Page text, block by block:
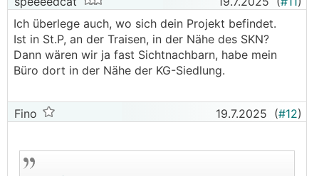
Ich überlege auch, wo sich dein Projekt befindet.
Ist in St.P, an der Traisen, in der Nähe des SKN?
Dann wären wir ja fast Sichtnachbarn, habe mein
Büro dort in der Nähe der KG-Siedlung.
Fino 19.7.2025 (#12)